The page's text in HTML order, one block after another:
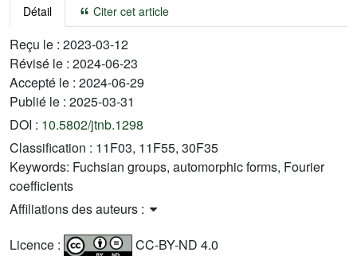
Détail Citer cet article
Reçu le : 2023-03-12
Révisé le : 2024-06-23
Accepté le : 2024-06-29
Publié le : 2025-03-31
DOI : 10.5802/jtnb.1298
Classification : 11F03, 11F55, 30F35
Keywords: Fuchsian groups, automorphic forms, Fourier
coefficients
Affiliations des auteurs :
Licence :
CC-BY-ND 4.0